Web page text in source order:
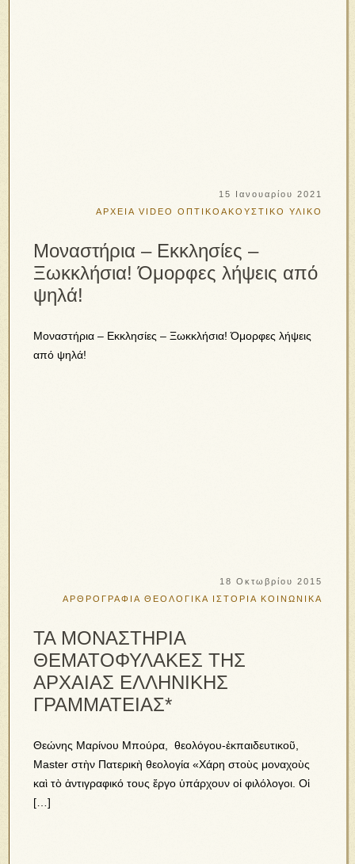
15 Ιανουαρίου 2021
ΑΡΧΕΙΑ VIDEO
ΟΠΤΙΚΟΑΚΟΥΣΤΙΚΟ ΥΛΙΚΟ
Μοναστήρια – Εκκλησίες –
Ξωκκλήσια! Όμορφες λήψεις από
ψηλά!
Μοναστήρια – Εκκλησίες – Ξωκκλήσια! Όμορφες λήψεις
από ψηλά!
18 Οκτωβρίου 2015
ΑΡΘΡΟΓΡΑΦΙΑ ΘΕΟΛΟΓΙΚΑ ΙΣΤΟΡΙΑ ΚΟΙΝΩΝΙΚΑ
ΤΑ ΜΟΝΑΣΤΗΡΙΑ
ΘΕΜΑΤΟΦΥΛΑΚΕΣ ΤΗΣ
ΑΡΧΑΙΑΣ ΕΛΛΗΝΙΚΗΣ
ΓΡΑΜΜΑΤΕΙΑΣ*
Θεώνης Μαρίνου Μπούρα, θεολόγου-ἐκπαιδευτικοῦ,
Master στὴν Πατερικὴ θεολογία «Χάρη στοὺς μοναχοὺς
καὶ τὸ ἀντιγραφικό τους ἔργο ὑπάρχουν οἱ φιλόλογοι. Οἱ
[…]